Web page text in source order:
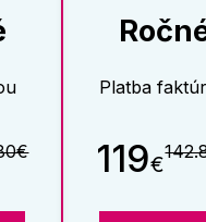
Platba
119€